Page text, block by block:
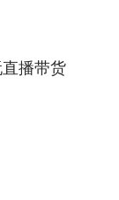
播带货